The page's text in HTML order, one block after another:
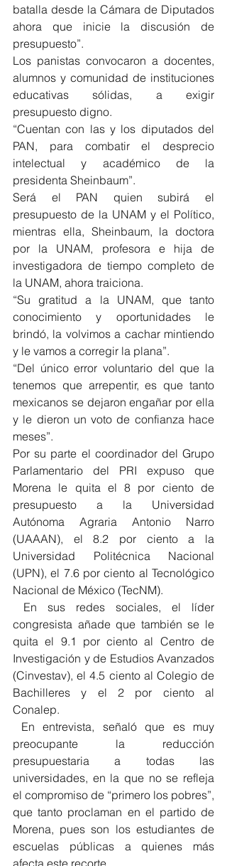
batalla desde la Cámara de Diputados
ahora que inicie la discusión de
presupuesto”.
Los panistas convocaron a docentes,
alumnos y comunidad de instituciones
educativas sólidas, a exigir
presupuesto digno.
“Cuentan con las y los diputados del
PAN, para combatir el desprecio
intelectual y académico de la
presidenta Sheinbaum”.
Será el PAN quien subirá el
presupuesto de la UNAM y el Político,
mientras ella, Sheinbaum, la doctora
por la UNAM, profesora e hija de
investigadora de tiempo completo de
la UNAM, ahora traiciona.
“Su gratitud a la UNAM, que tanto
conocimiento y oportunidades le
brindó, la volvimos a cachar mintiendo
y le vamos a corregir la plana”.
“Del único error voluntario del que la
tenemos que arrepentir, es que tanto
mexicanos se dejaron engañar por ella
y le dieron un voto de confianza hace
meses”.
Por su parte el coordinador del Grupo
Parlamentario del PRI expuso que
Morena le quita el 8 por ciento de
presupuesto a la Universidad
Autónoma Agraria Antonio Narro
(UAAAN), el 8.2 por ciento a la
Universidad Politécnica Nacional
(UPN), el 7.6 por ciento al Tecnológico
Nacional de México (TecNM).
En sus redes sociales, el líder
congresista añade que también se le
quita el 9.1 por ciento al Centro de
Investigación y de Estudios Avanzados
(Cinvestav), el 4.5 ciento al Colegio de
Bachilleres y el 2 por ciento al
Conalep.
En entrevista, señaló que es muy
preocupante la reducción
presupuestaria a todas las
universidades, en la que no se refleja
el compromiso de “primero los pobres”,
que tanto proclaman en el partido de
Morena, pues son los estudiantes de
escuelas públicas a quienes más
afecta este recorte.